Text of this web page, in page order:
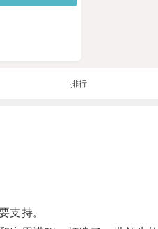
排行
支持。